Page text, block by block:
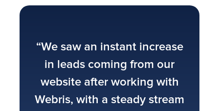
“We saw an instant increase
in leads coming from our
website after working with
Webris, with a steady stream